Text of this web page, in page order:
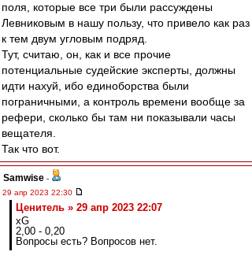
поля, которые все три были рассуждены
Левниковым в нашу пользу, что привело как раз
к тем двум угловым подряд.
Тут, считаю, он, как и все прочие
потенциальные судейские эксперты, должны
идти нахуй, ибо единоборства были
пограничными, а контроль времени вообще за
рефери, сколько бы там ни показывали часы
вещателя.
Так что вот.
Samwise -
29 апр 2023 22:30
Ценитель » 29 апр 2023 22:07
xG
2,00 - 0,20
Вопросы есть? Вопросов нет.